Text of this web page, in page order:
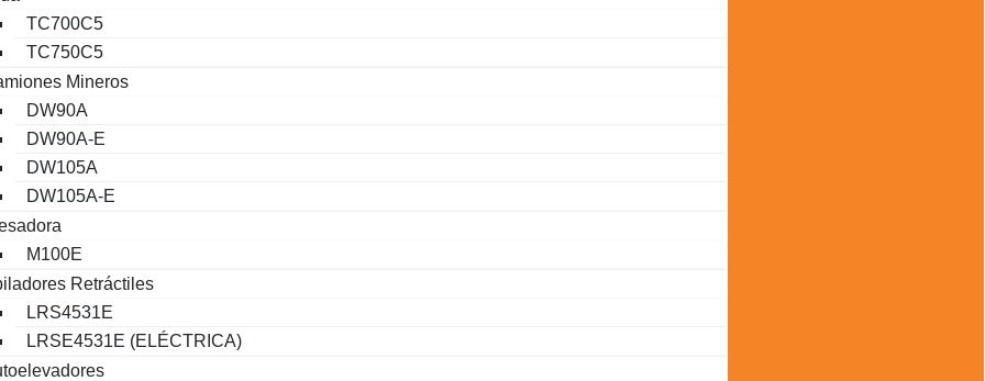
TC700C5
TC750C5
Mineros
DW90A
DW90A-E
DW105A
DW105A-E
M100E
Retráctiles
LRS4531E
LRSE4531E (ELÉCTRICA)